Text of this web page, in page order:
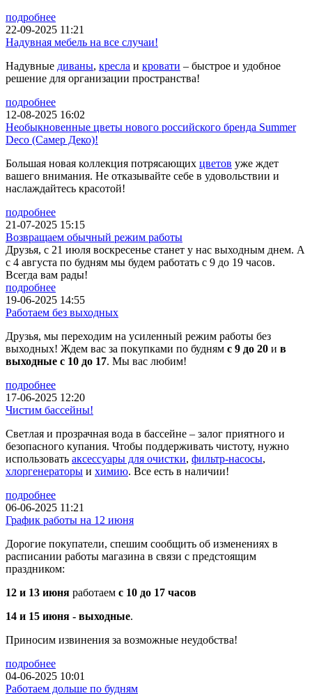
подробнее
22-09-2025 11:21
Надувная мебель на все случаи!
Надувные диваны, кресла и кровати – быстрое и удобное
решение для организации пространства!
подробнее
12-08-2025 16:02
Необыкновенные цветы нового российского бренда Summer
Deco (Самер Деко)!
Большая новая коллекция потрясающих цветов уже ждет
вашего внимания. Не отказывайте себе в удовольствии и
наслаждайтесь красотой!
подробнее
21-07-2025 15:15
Возвращаем обычный режим работы
Друзья, с 21 июля воскресенье станет у нас выходным днем. А
с 4 августа по будням мы будем работать с 9 до 19 часов.
Всегда вам рады!
подробнее
19-06-2025 14:55
Работаем без выходных
Друзья, мы переходим на усиленный режим работы без
выходных! Ждем вас за покупками по будням с 9 до 20 и в
выходные с 10 до 17. Мы вас любим!
подробнее
17-06-2025 12:20
Чистим бассейны!
Светлая и прозрачная вода в бассейне – залог приятного и
безопасного купания. Чтобы поддерживать чистоту, нужно
использовать аксессуары для очистки, фильтр-насосы,
хлоргенераторы и химию. Все есть в наличии!
подробнее
06-06-2025 11:21
График работы на 12 июня
Дорогие покупатели, спешим сообщить об изменениях в
расписании работы магазина в связи с предстоящим
праздником:
12 и 13 июня работаем с 10 до 17 часов
14 и 15 июня - выходные.
Приносим извинения за возможные неудобства!
подробнее
04-06-2025 10:01
Работаем дольше по будням